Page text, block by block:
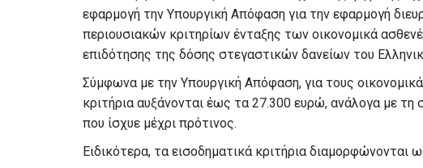
εφαρμογή την Υπουργική Απόφαση για την εφαρμογή
περιουσιακών κριτηρίων ένταξης των οικονομικά
επιδότησης της δόσης στεγαστικών δανείων του
Σύμφωνα με την Υπουργική Απόφαση, για τους
κριτήρια αυξάνονται έως τα 27.300 ευρώ, ανάλογα με τη
που ίσχυε μέχρι πρότινος.
Ειδικότερα, τα εισοδηματικά κριτήρια διαμορφώνονται